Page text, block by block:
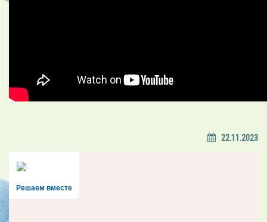
22.11.2023
Решаем вместе